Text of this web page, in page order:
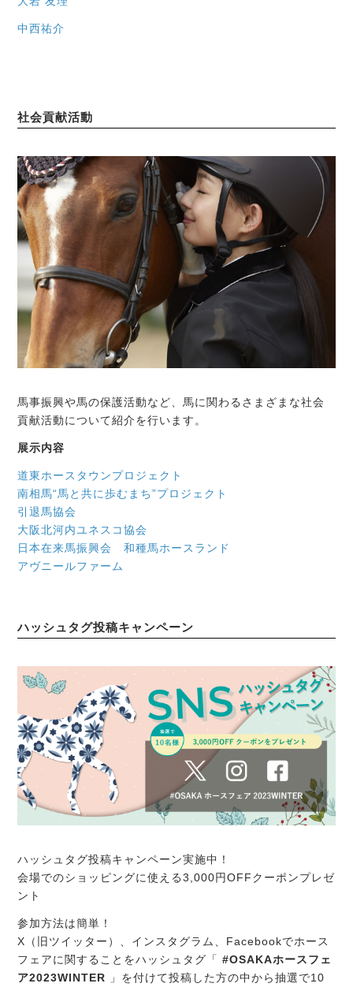
中西祐介
社会貢献活動
馬事振興や馬の保護活動など、馬に関わるさまざまな社会
貢献活動について紹介を行います。
展示内容
道東ホースタウンプロジェクト
南相馬“馬と共に歩むまち”プロジェクト
引退馬協会
大阪北河内ユネスコ協会
日本在来馬振興会 和種馬ホース ランド
アヴニールファーム
ハッシュタグ投稿キャンペーン
ハッシュタグ投稿キャンペーン実施中！
会場でのショッピングに使える3,000円OFFクーポンプレゼ
ント
参加方法は簡単！
X（旧ツイッター）、インスタグラム、Facebookでホース
フェアに関することをハッシュタグ「#OSAKAホースフェ
ア2023WINTER 」を付けて投稿した方の中から抽選で10